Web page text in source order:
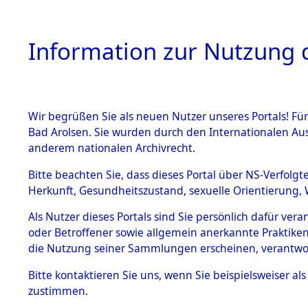
HOME
BESTÄNDE
Inhaftierungsdoku
mente
5. Verschiedenes
Todesmärsche
5.3.1 Alliierte
Pösing
Information zur Nutzung
Wir begrüßen Sie als neuen Nutzer unseres Portals!
Bad Arolsen. Sie wurden durch den Internationalen
anderem nationalen Archivrecht.
Bitte beachten Sie, dass dieses Portal über NS-
Herkunft, Gesundheitszustand, sexuelle
Als Nutzer dieses Portals sind Sie persönlich dafür
oder Betroffener sowie allgemein anerkannte
die Nutzung seiner Sammlungen erscheinen,
Bitte kontaktieren Sie uns, wenn Sie beispielsweiser
zustimmen.